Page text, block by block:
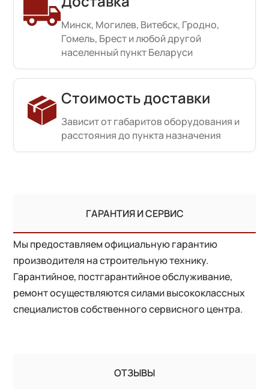
Минск, Могилев, Витебск, Гродно,
Гомель, Брест и любой другой
населенный пункт Беларуси
Стоимость доставки
Зависит от габаритов оборудования и
расстояния до пункта назначения
ГАРАНТИЯ И СЕРВИС
Мы предоставляем официальную гарантию
производителя на строительную технику.
Гарантийное, постгарантийное обслуживание,
ремонт осуществляются силами высококлассных
специалистов собственного сервисного центра.
ОТЗЫВЫ